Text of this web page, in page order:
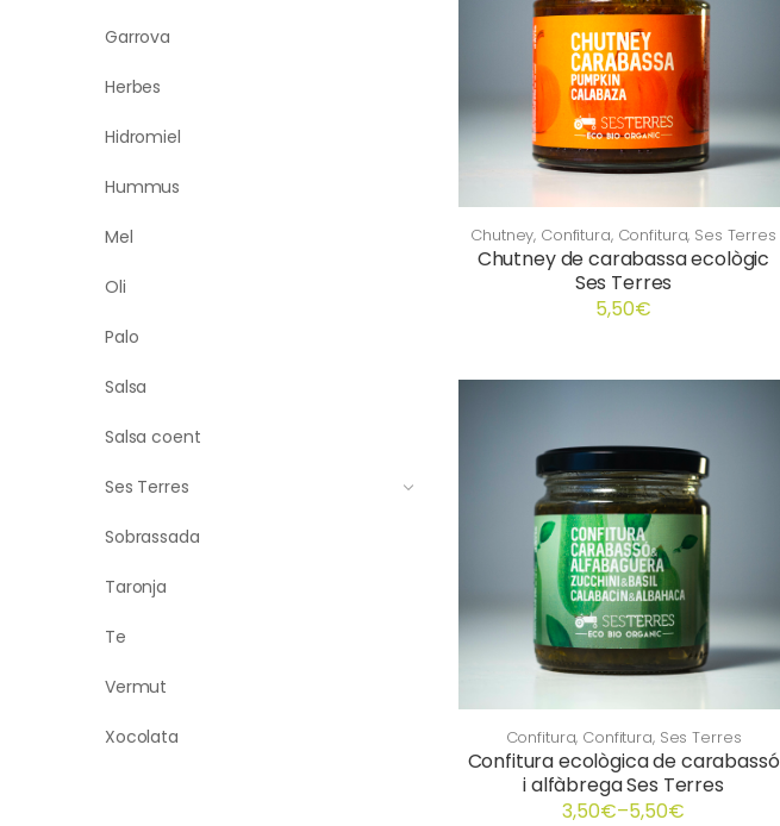
Garrova
Herbes
Hidromiel
Hummus
Mel
Oli
Palo
Salsa
Salsa coent
Ses Terres
Sobrassada
Taronja
Te
Vermut
Xocolata
Chutney, Confitura, Confitura, Ses Terres
Chutney de carabassa ecològic
Ses Terres
5,50€
Confitura, Confitura, Ses Terres
Confitura ecològica de carabassó
i alfàbrega Ses Terres
3,50€–5,50€